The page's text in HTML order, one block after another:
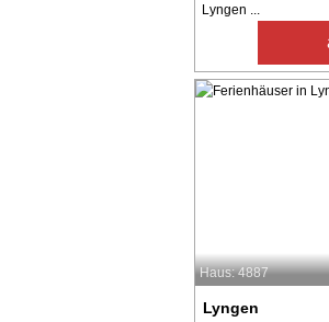
Lyngen ...
Haus: 4887
Lyngen